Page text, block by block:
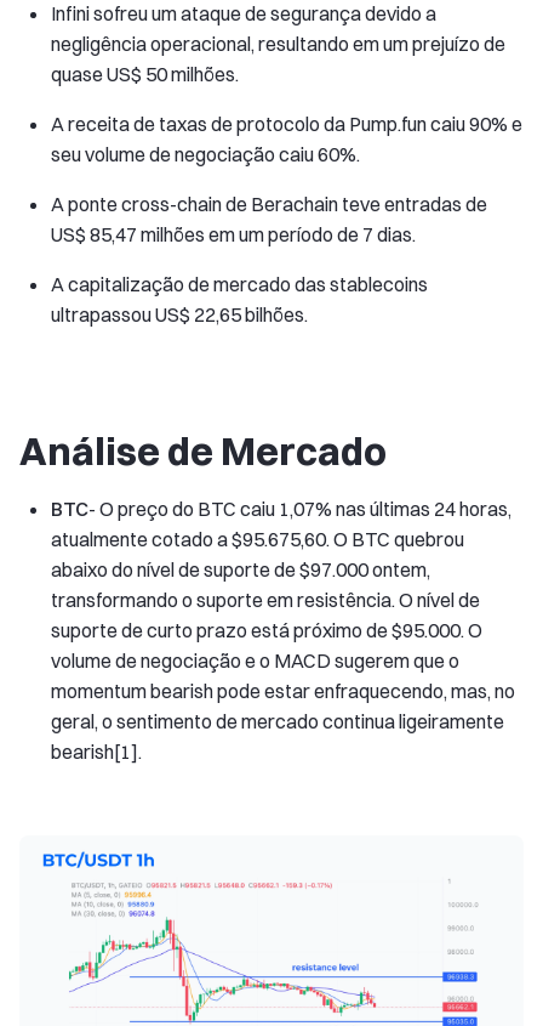
Infini sofreu um ataque de segurança devido a
negligência operacional, resultando em um prejuízo de
quase US$ 50 milhões.
A receita de taxas de protocolo da Pump.fun caiu 90% e
seu volume de negociação caiu 60%.
A ponte cross-chain de Berachain teve entradas de
US$ 85,47 milhões em um período de 7 dias.
A capitalização de mercado das stablecoins
ultrapassou US$ 22,65 bilhões.
Análise de Mercado
BTC- O preço do BTC caiu 1,07% nas últimas 24 horas,
atualmente cotado a $95.675,60. O BTC quebrou
abaixo do nível de suporte de $97.000 ontem,
transformando o suporte em resistência. O nível de
suporte de curto prazo está próximo de $95.000. O
volume de negociação e o MACD sugerem que o
momentum bearish pode estar enfraquecendo, mas, no
geral, o sentimento de mercado continua ligeiramente
bearish[1].